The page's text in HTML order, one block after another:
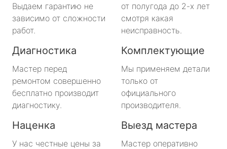
Выдаем гарантию не
зависимо от сложности
работ.
от полугода до 2-х лет
смотря какая
неисправность.
Диагностика
Мастер перед
ремонтом совершенно
бесплатно производит
диагностику.
Комплектующие
Мы применяем детали
только от
официального
производителя.
Наценка
У нас честные цены за
Выезд мастера
Мастер оперативно